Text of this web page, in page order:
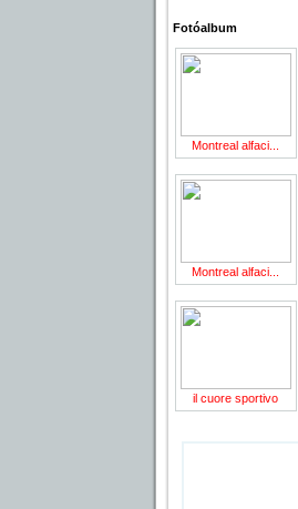
Fotóalbum
Montreal alfaci...
Montreal alfaci...
il cuore sportivo